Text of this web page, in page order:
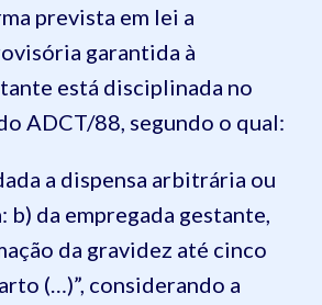
prevista em lei a
garantida à
está disciplinada no
ADCT/88, segundo o qual:
a dispensa arbitrária ou
b) da empregada gestante,
da gravidez até cinco
(…)”, considerando a